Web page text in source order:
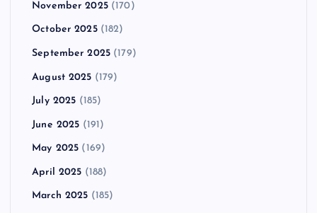
November 2025(170)
October 2025(182)
September 2025 (179)
August 2025 (179)
July 2025 (185)
June 2025 (191)
May 2025 (169)
April 2025 (188)
March 2025 (185)